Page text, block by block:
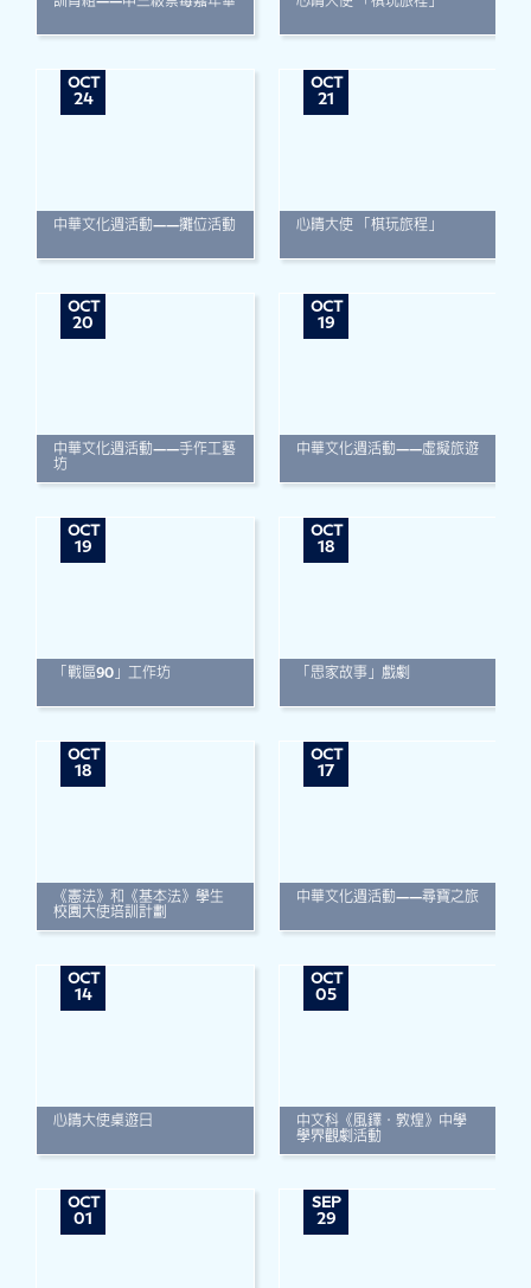
OCT
24
中華文化週活動——攤位活動
OCT
21
心晴大使 「棋玩旅程」
OCT
20
中華文化週活動——手作工藝
坊
OCT
19
中華文化週活動——虛擬旅遊
OCT
19
「戰區90」工作坊
OCT
18
「思家故事」戲劇
OCT
18
《憲法》和《基本法》學生
校園大使培訓計劃
OCT
17
中華文化週活動——尋寶之旅
OCT
14
心晴大使桌遊日
OCT
05
中文科《風鐸．敦煌》中學
學界觀劇活動
OCT
01
SEP
29